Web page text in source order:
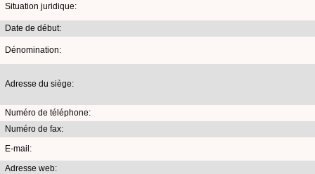
Situation juridique:
Date de début:
Dénomination:
Adresse du siège:
Numéro de téléphone:
Numéro de fax:
E-mail:
Adresse web: